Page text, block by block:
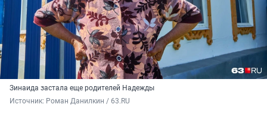
Зинаида застала еще родителей Надежды
Источник: Роман Данилкин / 63.RU